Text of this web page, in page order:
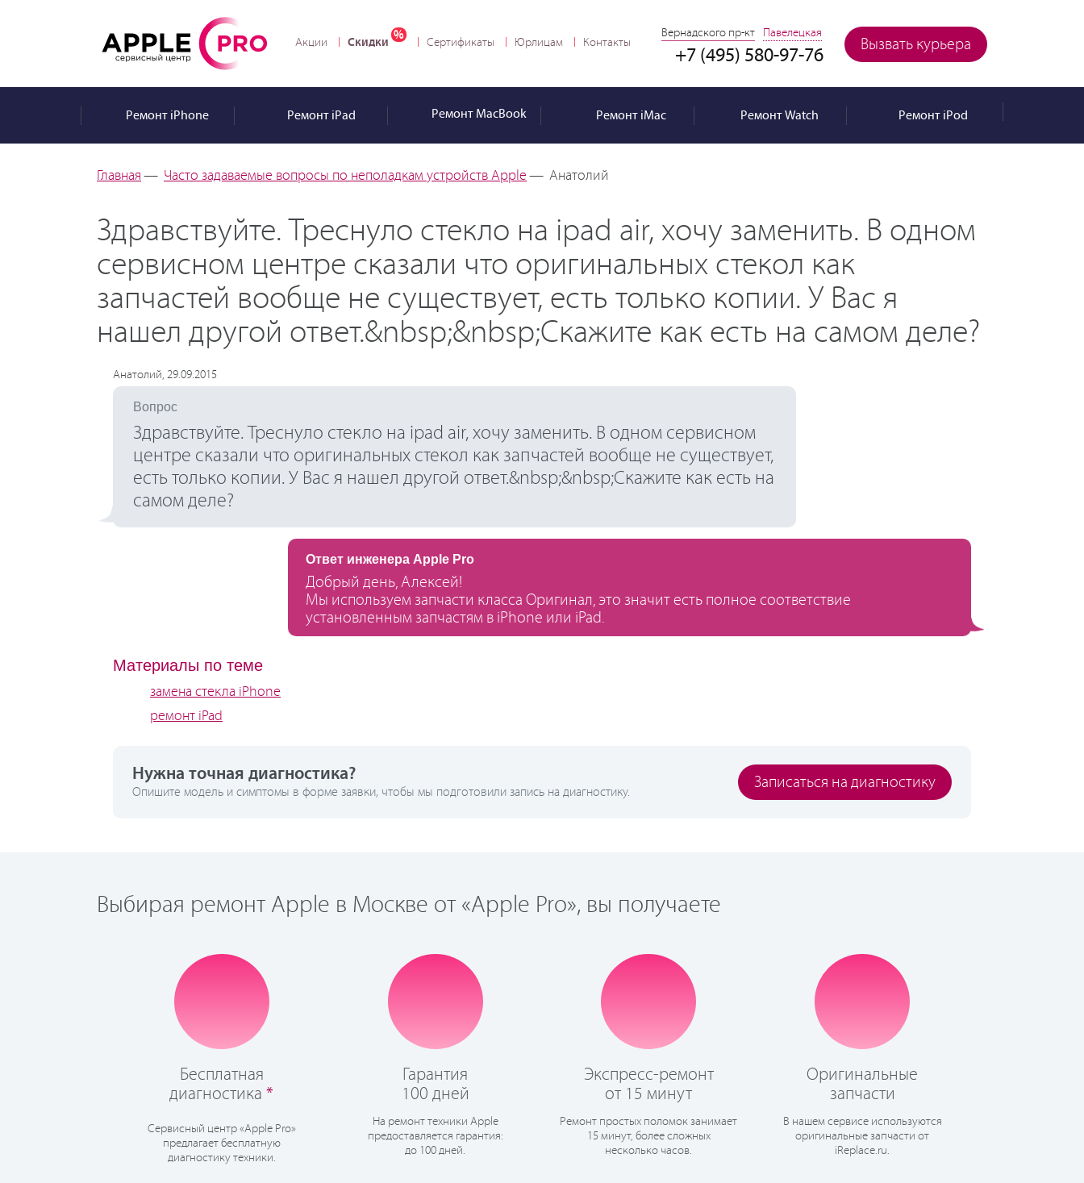
Вызвать курьера
Вернадского пр-кт Павелецкая
+7 (495) 580-97-76
Акции Скидки Сертификаты Юрлицам Контакты
РемонтiPhone РемонтiPad Ремонт MacBook РемонтiMac РемонтWatch РемонтiPod
Главная — Часто задаваемые вопросы по неполадкам устройств Apple — Анатолий
Здравствуйте. Треснуло стекло на ipad air, хочу заменить. В одном
сервисном центре сказали что оригинальных стекол как
запчастей вообще не существует, есть только копии. У Вас я
нашел другой ответ.&nbsp;&nbsp;Скажите как есть на самом деле?
Анатолий, 29.09.2015
Вопрос
Здравствуйте. Треснуло стекло на ipad air, хочу заменить. В одном сервисном
центре сказали что оригинальных стекол как запчастей вообще не существует,
есть только копии. У Вас я нашел другой ответ.&nbsp;&nbsp;Скажите как есть на
самом деле?
Ответ инженера Apple Pro
Добрый день, Алексей!
Мы используем запчасти класса Оригинал, это значит есть полное соответствие
установленным запчастям в iPhone или iPad.
Материалы по теме
замена стекла iPhone
ремонт iPad
Нужна точная диагностика?
Опишите модель и симптомы в форме заявки, чтобы мы подготовили запись на диагностику.
Записаться на диагностику
Выбирая ремонт Apple в Москве от «Apple Pro», вы получаете
Бесплатная
диагностика*
Сервисный центр «Apple Pro»
предлагает бесплатную
диагностику техники.
Гарантия
100 дней
На ремонт техники Apple
предоставляется гарантия:
до 100 дней.
Экспресс-ремонт
от 15 минут
Ремонт простых поломок занимает
15 минут, более сложных
несколько часов.
Оригинальные
запчасти
В нашем сервисе используются
оригинальные запчасти от
iReplace.ru.